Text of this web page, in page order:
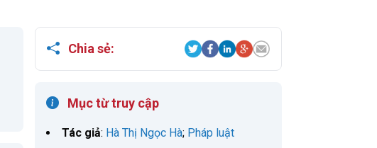
Chia sẻ:
Mục từ truy cập
Tác giả: Hà Thị Ngọc Hà; Pháp luật